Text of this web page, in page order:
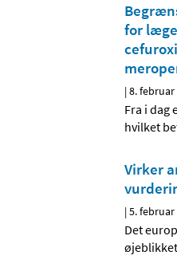
for
|8. februar
Fra i dag
hvilket
Virker
|5. februar
Det